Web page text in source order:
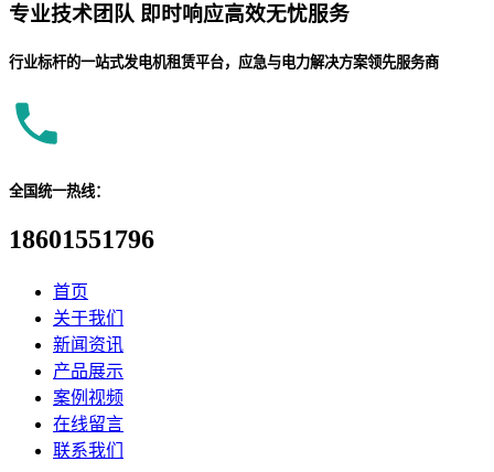
专业技术团队 即时响应高效无忧服务
行业标杆的一站式发电机租赁平台，应急与电力解决方案领先服务商
全国统一热线：
18601551796
首页
关于我们
新闻资讯
产品展示
案例视频
在线留言
联系我们